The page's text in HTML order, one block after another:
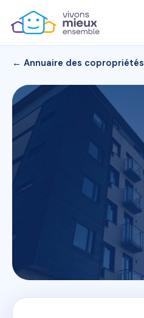
← Annuaire des copropriétés